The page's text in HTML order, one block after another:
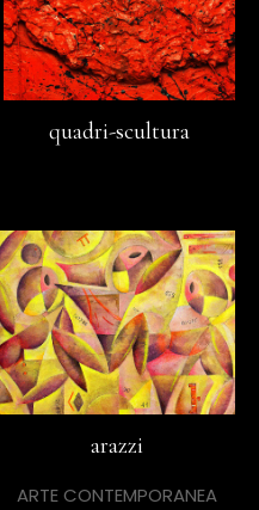
quadri-scultura
arazzi
ARTE CONTEMPORANEA